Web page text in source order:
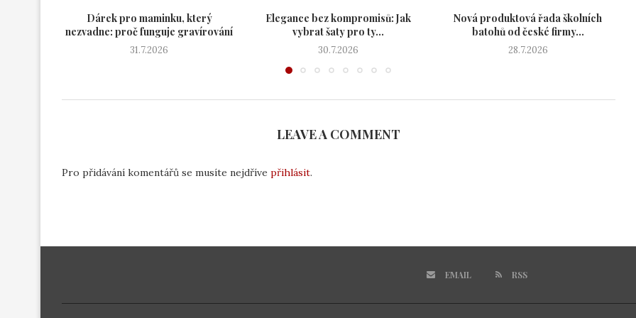
Dárek pro maminku, který
nezvadne: proč funguje gravírování
31.7.2026
Elegance bez kompromisů: Jak
vybrat šaty pro ty...
30.7.2026
Nová produktová řada školních
batohů od české firmy...
28.7.2026
LEAVE A COMMENT
Pro přidávání komentářů se musíte nejdříve přihlásit.
EMAIL RSS